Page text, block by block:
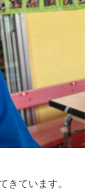
きています。